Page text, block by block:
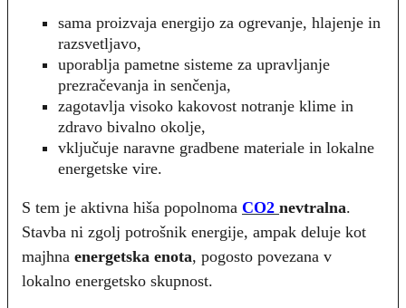
sama proizvaja energijo za ogrevanje, hlajenje in
razsvetljavo,
uporablja pametne sisteme za upravljanje
prezračevanja in senčenja,
zagotavlja visoko kakovost notranje klime in
zdravo bivalno okolje,
vključuje naravne gradbene materiale in lokalne
energetske vire.
S tem je aktivna hiša popolnoma CO2 nevtralna.
Stavba ni zgolj potrošnik energije, ampak deluje kot
majhna energetska enota, pogosto povezana v
lokalno energetsko skupnost.